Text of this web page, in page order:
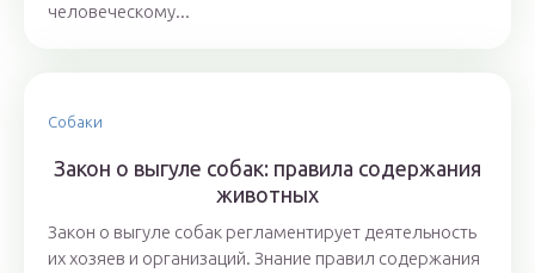
человеческому...
Собаки
Закон о выгуле собак: правила содержания
животных
Закон о выгуле собак регламентирует деятельность
их хозяев и организаций. Знание правил содержания